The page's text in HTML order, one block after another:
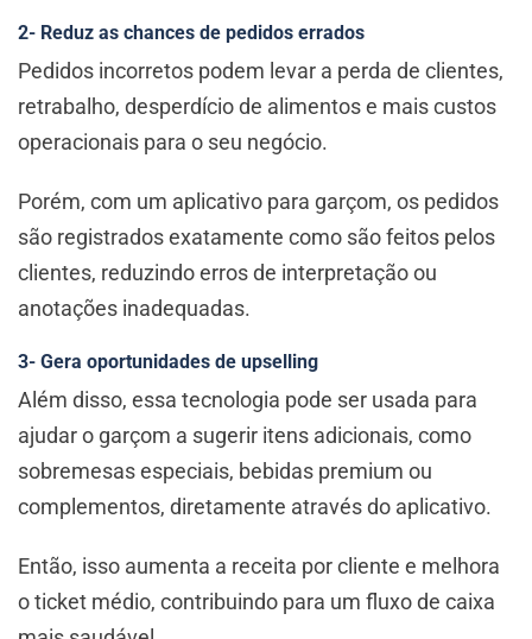
2- Reduz as chances de pedidos errados
Pedidos incorretos podem levar a perda de clientes,
retrabalho, desperdício de alimentos e mais custos
operacionais para o seu negócio.
Porém, com um aplicativo para garçom, os pedidos
são registrados exatamente como são feitos pelos
clientes, reduzindo erros de interpretação ou
anotações inadequadas.
3- Gera oportunidades de upselling
Além disso, essa tecnologia pode ser usada para
ajudar o garçom a sugerir itens adicionais, como
sobremesas especiais, bebidas premium ou
complementos, diretamente através do aplicativo.
Então, isso aumenta a receita por cliente e melhora
o ticket médio, contribuindo para um fluxo de caixa